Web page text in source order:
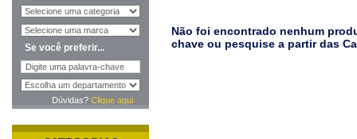
Se você preferir...
Dúvidas? Clique aqui
Não foi encontrado nenhum
chave ou pesquise a partir das